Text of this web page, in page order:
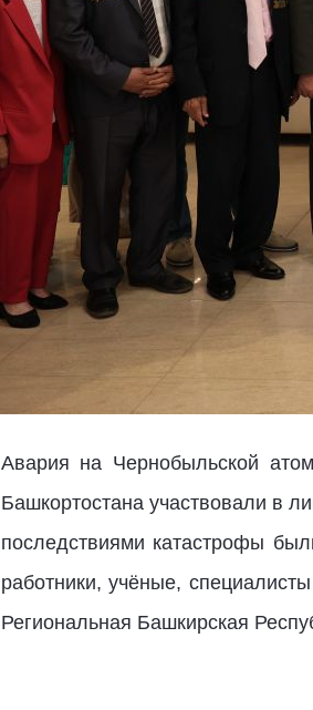
Авария на Чернобыльской
Башкортостана участвовали в
последствиями катастрофы
работники, учёные,
Региональная Башкирская